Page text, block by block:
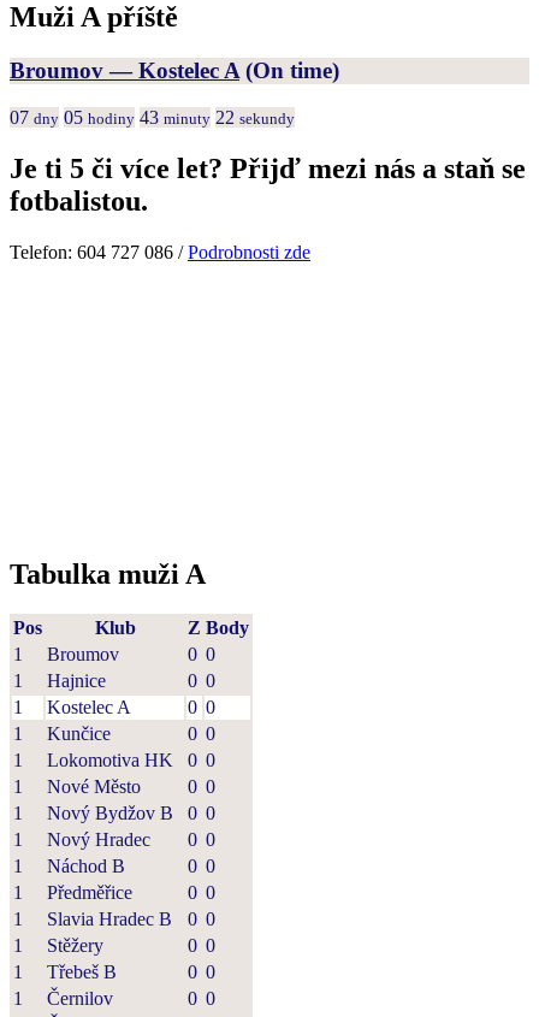
Muži A příště
Broumov — Kostelec A (On time)
07 dny 05 hodiny 43 minuty 22 sekundy
Je ti 5 či více let? Přijď mezi nás a staň se
fotbalistou.
Telefon: 604 727 086 /Podrobnosti zde
Tabulka muži A
Pos Klub Z Body
1
Broumov 0 0
1
Hajnice 0 0
1
Kostelec A 0 0
1
Kunčice 0 0
1
Lokomotiva HK 0 0
1
Nové Město 0 0
1
Nový Bydžov B 0 0
1
Nový Hradec 0 0
1
Náchod B 0 0
1
Předměřice 0 0
1
Slavia Hradec B 0 0
1
Stěžery 0 0
1
Třebeš B 0 0
1
Černilov 0 0